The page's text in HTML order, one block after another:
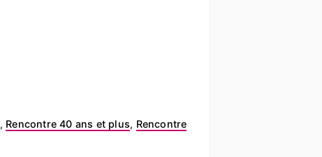
, Rencontre 40 ans et plus, Rencontre